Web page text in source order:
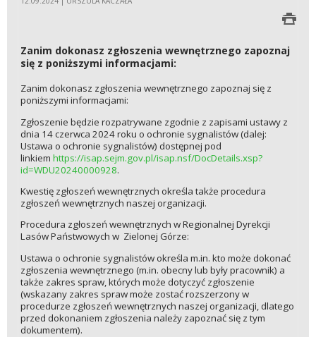
Zanim dokonasz zgłoszenia wewnętrznego zapoznaj
się z poniższymi informacjami:
Zanim dokonasz zgłoszenia wewnętrznego zapoznaj się z
poniższymi informacjami:
Zgłoszenie będzie rozpatrywane zgodnie z zapisami ustawy z
dnia 14 czerwca 2024 roku o ochronie sygnalistów (dalej:
Ustawa o ochronie sygnalistów) dostępnej pod
linkiem https://isap.sejm.gov.pl/isap.nsf/DocDetails.xsp?
id=WDU20240000928.
Kwestię zgłoszeń wewnętrznych określa także procedura
zgłoszeń wewnętrznych naszej organizacji.
Procedura zgłoszeń wewnętrznych w Regionalnej Dyrekcji
Lasów Państwowych w Zielonej Górze:
Ustawa o ochronie sygnalistów określa m.in. kto może dokonać
zgłoszenia wewnętrznego (m.in. obecny lub były pracownik) a
także zakres spraw, których może dotyczyć zgłoszenie
(wskazany zakres spraw może zostać rozszerzony w
procedurze zgłoszeń wewnętrznych naszej organizacji, dlatego
przed dokonaniem zgłoszenia należy zapoznać się z tym
dokumentem).